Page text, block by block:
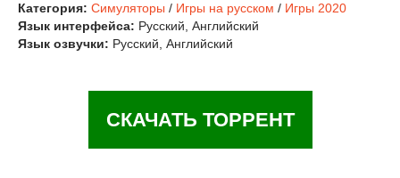
Категория: Симуляторы / Игры на русском / Игры 2020
Язык интерфейса: Русский, Английский
Язык озвучки: Русский, Английский
СКАЧАТЬ ТОРРЕНТ